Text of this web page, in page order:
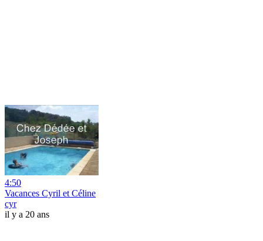
4:50
Vacances Cyril et Céline
cyr
il y a 20 ans